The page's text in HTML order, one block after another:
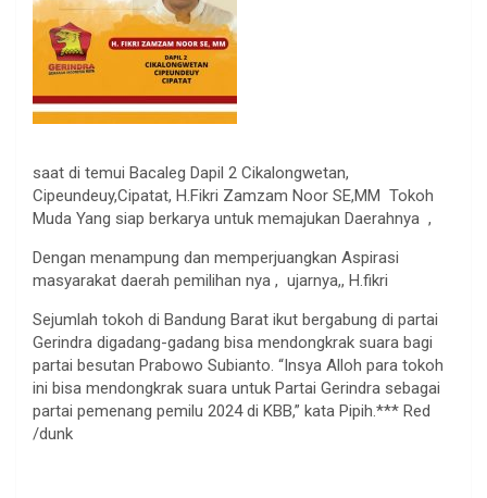
saat di temui Bacaleg Dapil 2 Cikalongwetan,
Cipeundeuy,Cipatat, H.Fikri Zamzam Noor SE,MM Tokoh
Muda Yang siap berkarya untuk memajukan Daerahnya ,
Dengan menampung dan memperjuangkan Aspirasi
masyarakat daerah pemilihan nya , ujarnya,, H.fikri
Sejumlah tokoh di Bandung Barat ikut bergabung di partai
Gerindra digadang-gadang bisa mendongkrak suara bagi
partai besutan Prabowo Subianto. “Insya Alloh para tokoh
ini bisa mendongkrak suara untuk Partai Gerindra sebagai
partai pemenang pemilu 2024 di KBB,” kata Pipih.*** Red
/dunk